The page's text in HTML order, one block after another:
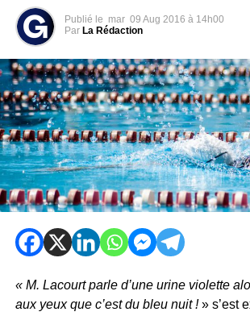
Publié le mar 09 Aug 2016 à 14h00
Par La Rédaction
« M. Lacourt parle d’une urine violette
aux yeux que c’est du bleu nuit !» s’est